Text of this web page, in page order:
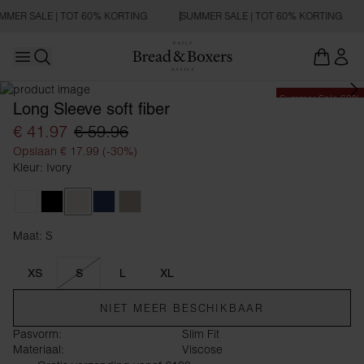
SALE | TOT 60% KORTING SUMMER SALE | TOT 60% KORTING
Open main menu
Summer Sale 60%
Long Sleeve soft fiber
€ 41.97 € 59.96
Opslaan € 17.99 (-30%)
Kleur: Ivory
Maat: S
XS S L XL
NIET MEER BESCHIKBAAR
Pasvorm:
Slim Fit
Materiaal:
Viscose